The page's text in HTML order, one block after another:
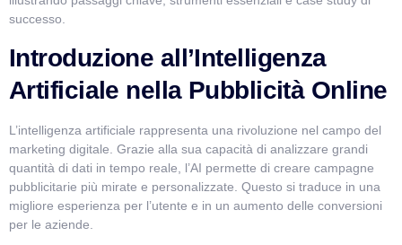
successo.
Introduzione all’Intelligenza
Artificiale nella Pubblicità Online
L’intelligenza artificiale rappresenta una rivoluzione nel campo del
marketing digitale. Grazie alla sua capacità di analizzare grandi
quantità di dati in tempo reale, l’AI permette di creare campagne
pubblicitarie più mirate e personalizzate. Questo si traduce in una
migliore esperienza per l’utente e in un aumento delle conversioni
per le aziende.